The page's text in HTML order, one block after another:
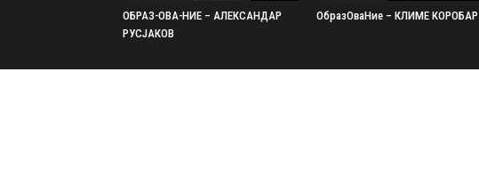
ОбразОваНиe – КЛИМЕ КОРОБАР
ОБРАЗ-ОВА-НИЕ – АЛЕКСАНДАР
РУСЈАКОВ